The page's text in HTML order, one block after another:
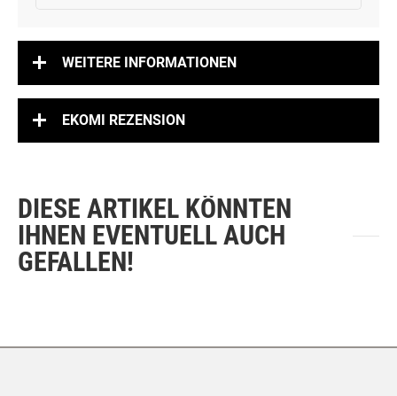
WEITERE INFORMATIONEN
EKOMI REZENSION
DIESE ARTIKEL KÖNNTEN
IHNEN EVENTUELL AUCH
GEFALLEN!